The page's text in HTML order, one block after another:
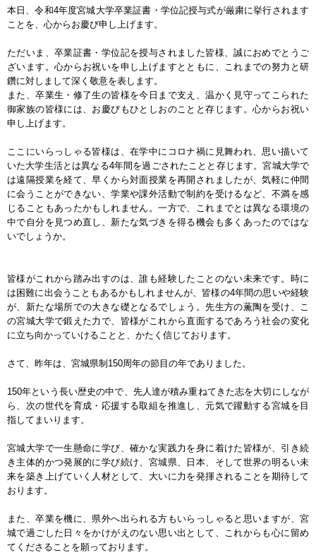
本日、令和4年度宮城大学卒業証書・学位記授与式が厳粛に挙行されます
ことを、心からお慶び申し上げます。
ただいま、卒業証書・学位記を授与されました皆様、誠におめでとうご
ざいます。心からお祝いを申し上げますとともに、これまでの努力と研
鑽に対しまして深く敬意を表します。
また、卒業生・修了生の皆様を今日まで支え、温かく見守ってこられた
御家族の皆様には、お慶びもひとしおのことと存じます。心からお祝い
申し上げます。
ここにいらっしゃる皆様は、在学中にコロナ禍に見舞われ、思い描いて
いた大学生活とは異なる4年間を過ごされたことと存じます。宮城大学で
は遠隔授業を経て、早くから対面授業を再開されましたが、気軽に仲間
に会うことができない、学業や課外活動で制約を受けるなど、不満を感
じることもあったかもしれません。一方で、これまでとは異なる環境の
中で自分を見つめ直し、新たな気づきを得る機会も多くあったのではな
いでしょうか。
皆様がこれから踏み出すのは、誰も経験したことのない未来です。時に
は困難に出会うこともあるかもしれませんが、皆様の4年間の思いや経験
が、新たな場所での大きな礎となるでしょう。先生方の薫陶を受け、こ
の宮城大学で鍛えた力で、皆様がこれから直面するであろう社会の変化
に立ち向かっていけることと、かたく信じております。
さて、昨年は、宮城県制150周年の節目の年でありました。
150年という長い歴史の中で、先人達が積み重ねてきた志を大切にしなが
ら、次の世代を育成・応援する取組を推進し、元気で躍動する宮城を目
指してまいります。
宮城大学で一生懸命に学び、確かな実践力を身に着けた皆様が、引き続
き主体的かつ発展的に学び続け、宮城県、日本、そして世界の明るい未
来を築き上げていく人材として、大いに力を発揮されることを期待して
おります。
また、卒業を機に、県外へ出られる方もいらっしゃると思いますが、宮
城で過ごした日々をかけがえのない思い出として、これからも心に留め
てくださることを願っております。